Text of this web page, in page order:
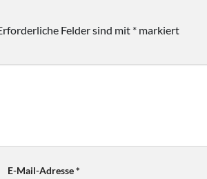
Felder sind mit * markiert
E-Mail-Adresse*